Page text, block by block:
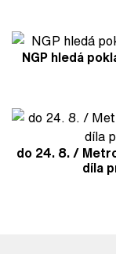
NGP hledá
do 24. 8. /
díla